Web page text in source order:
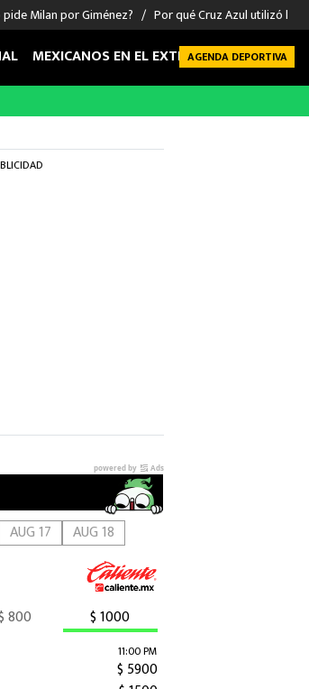
Milan por Giménez? Por qué Cruz Azul utilizó la
MEXICANOS EN EL EXTRANJERO FUTBOL
AGENDA DEPORTIVA